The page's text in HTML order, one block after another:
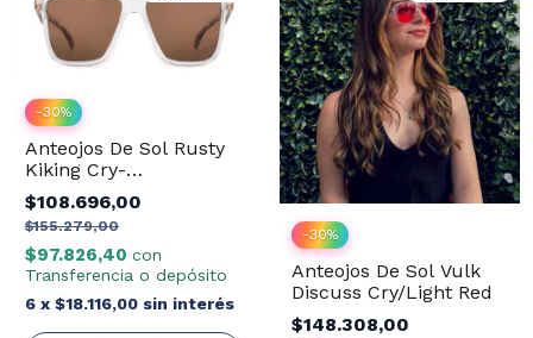
-30%
Anteojos De Sol Rusty
Kiking Cry-
Demi/Drlb20 Pol.
$108.696,00
$155.279,00
$97.826,40 con
Transferencia o depósito
6 x $18.116,00 sin interés
-30%
Anteojos De Sol Vulk
Discuss Cry/Light Red
$148.308,00